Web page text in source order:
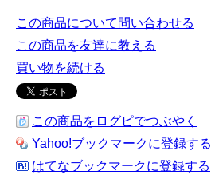
この商品について問い合わせる
この商品を友達に教える
買い物を続ける
この商品をログピでつぶやく
Yahoo!ブックマークに登録する
はてなブックマークに登録する